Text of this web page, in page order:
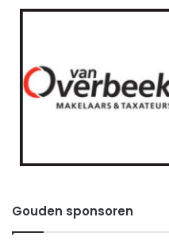
Gouden sponsoren